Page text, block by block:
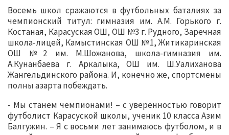
Восемь школ сражаются в футбольных баталиях за
чемпионский титул: гимназия им. А.М. Горького г.
Костаная, Карасуская ОШ, ОШ №3 г. Рудного, Заречная
школа-лицей, Камыстинская ОШ №1, Житикаринская
ОШ №2 им. М.Шожанова, школа-гимназия им.
А.Кунанбаева г. Аркалыка, ОШ им. Ш.Уалиханова
Жангельдинского района. И, конечно же, спортсмены
полны азарта побеждать.
- Мы станем чемпионами! – с уверенностью говорит
футболист Карасуской школы, ученик 10 класса Азим
Балгужин. – Я с восьми лет занимаюсь футболом, и в